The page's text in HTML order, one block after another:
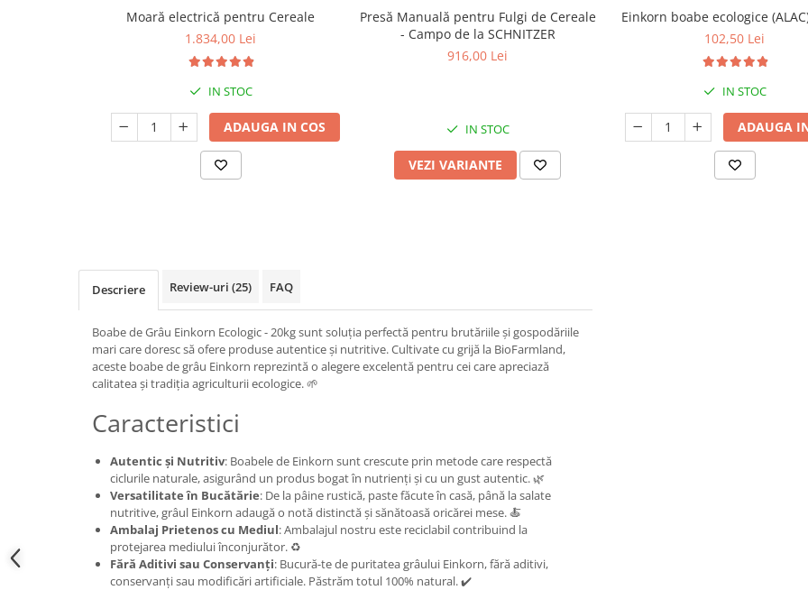
Moară electrică pentru Cereale
1.834,00 Lei
IN STOC
ADAUGA IN COS
Presă Manuală pentru Fulgi de Cereale
- Campo de la SCHNITZER
916,00 Lei
IN STOC
VEZI VARIANTE
Einkorn boabe ecologice
102,50 Lei
IN STOC
ADAUGA
Descriere Review-uri (25) FAQ
Boabe de Grâu Einkorn Ecologic - 20kg sunt soluția perfectă pentru brutăriile și gospodăriile
mari care doresc să ofere produse autentice și nutritive. Cultivate cu grijă la BioFarmland,
aceste boabe de grâu Einkorn reprezintă o alegere excelentă pentru cei care apreciază
calitatea și tradiția agriculturii ecologice. 🌱
Caracteristici
Autentic și Nutritiv: Boabele de Einkorn sunt crescute prin metode care respectă
ciclurile naturale, asigurând un produs bogat în nutrienți și cu un gust autentic. 🌿
Versatilitate în Bucătărie: De la pâine rustică, paste făcute în casă, până la salate
nutritive, grâul Einkorn adaugă o notă distinctă și sănătoasă oricărei mese. 🍝
Ambalaj Prietenos cu Mediul: Ambalajul nostru este reciclabil contribuind la
protejarea mediului înconjurător. ♻️
Fără Aditivi sau Conservanți: Bucură-te de puritatea grâului Einkorn, fără aditivi,
conservanți sau modificări artificiale. Păstrăm totul 100% natural. ✔️